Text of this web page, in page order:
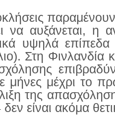
να αυξάνεται, η
υψηλά
Στη Φινλανδία
μήνες μέχρι το
της
είναι ακόμα